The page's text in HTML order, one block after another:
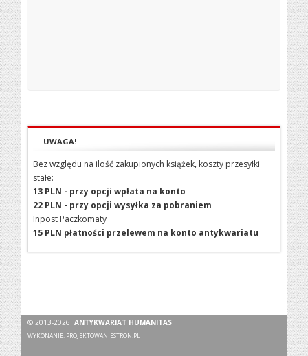
UWAGA!
Bez względu na ilość zakupionych książek, koszty przesyłki
stałe:
13 PLN - przy opcji wpłata na konto
22 PLN - przy opcji wysyłka za pobraniem
Inpost Paczkomaty
15 PLN płatności przelewem na konto antykwariatu
© 2013-2026ANTYKWARIAT HUMANITAS
WYKONANIE: PROJEKTOWANIESTRON.PL